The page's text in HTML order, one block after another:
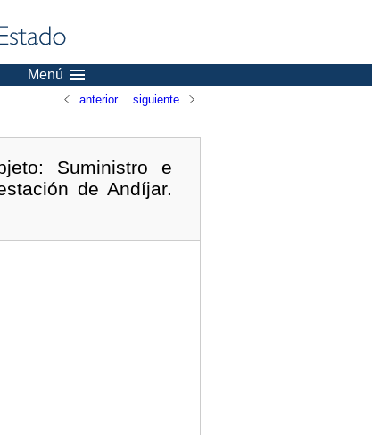
Menú
anterior siguiente
Suministro e
de Andíjar.